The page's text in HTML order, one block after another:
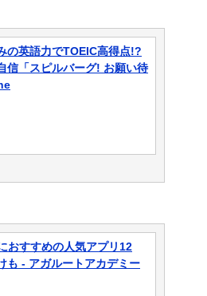
の英語力でTOEIC高得点!?
信「スピルバーグ! お願い待
おすすめの人気アプリ12
も - アガルートアカデミー